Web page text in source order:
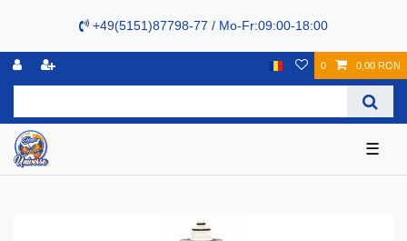
+49(5151)87798-77 / Mo-Fr:09:00-18:00
0 0,00 RON
☰